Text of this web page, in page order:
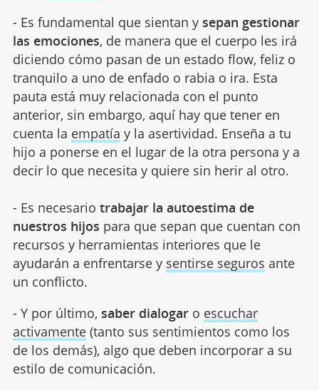
- Es fundamental que sientan y sepan gestionar
las emociones, de manera que el cuerpo les irá
diciendo cómo pasan de un estado flow, feliz o
tranquilo a uno de enfado o rabia o ira. Esta
pauta está muy relacionada con el punto
anterior, sin embargo, aquí hay que tener en
cuenta la empatía y la asertividad. Enseña a tu
hijo a ponerse en el lugar de la otra persona y a
decir lo que necesita y quiere sin herir al otro.
- Es necesario trabajar la autoestima de
nuestros hijos para que sepan que cuentan con
recursos y herramientas interiores que le
ayudarán a enfrentarse y sentirse seguros ante
un conflicto.
- Y por último, saber dialogaro escuchar
activamente(tanto sus sentimientos como los
de los demás), algo que deben incorporar a su
estilo de comunicación.